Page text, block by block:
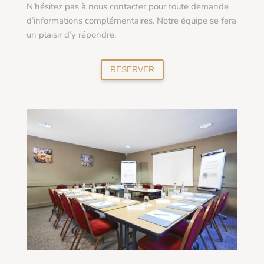
N’hésitez pas à nous contacter pour toute demande
d’informations complémentaires. Notre équipe se fera
un plaisir d’y répondre.
RESERVER